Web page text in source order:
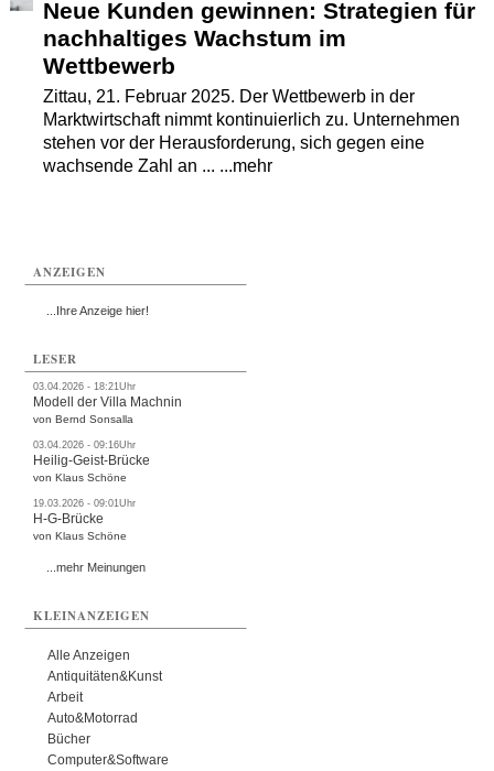
Neue Kunden gewinnen: Strategien für
nachhaltiges Wachstum im
Wettbewerb
Zittau, 21. Februar 2025. Der Wettbewerb in der
Marktwirtschaft nimmt kontinuierlich zu. Unternehmen
stehen vor der Herausforderung, sich gegen eine
wachsende Zahl an ... ...mehr
ANZEIGEN
...Ihre Anzeige hier!
LESER
03.04.2026 - 18:21Uhr
Modell der Villa Machnin
von Bernd Sonsalla
03.04.2026 - 09:16Uhr
Heilig-Geist-Brücke
von Klaus Schöne
19.03.2026 - 09:01Uhr
H-G-Brücke
von Klaus Schöne
...mehr Meinungen
KLEINANZEIGEN
Alle Anzeigen
Antiquitäten&Kunst
Arbeit
Auto&Motorrad
Bücher
Computer&Software